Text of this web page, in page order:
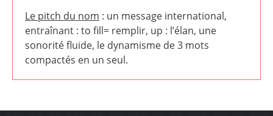
Le pitch du nom : un message international,
entraînant : to fill= remplir, up : l’élan, une
sonorité fluide, le dynamisme de 3 mots
compactés en un seul.